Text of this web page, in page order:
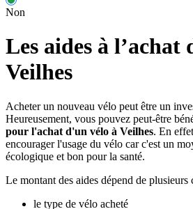
Non
Les aides à l’achat
Veilhes
Acheter un nouveau vélo peut être un
Heureusement, vous pouvez peut-être
pour l'achat d'un vélo à Veilhes. En
encourager l'usage du vélo car c'est un
écologique et bon pour la santé.
Le montant des aides dépend de
le type de vélo acheté